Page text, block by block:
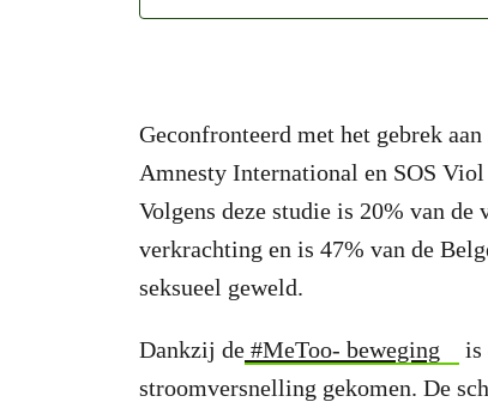
Geconfronteerd met het gebrek
Amnesty International en SOS
Volgens deze studie is 20% van de
verkrachting en is 47% van de
seksueel geweld.
Dankzij de #MeToo- beweging
is
stroomversnelling gekomen. De